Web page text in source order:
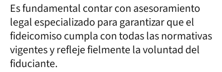
Es fundamental contar con asesoramiento
legal especializado para garantizar que el
fideicomiso cumpla con todas las normativas
vigentes y refleje fielmente la voluntad del
fiduciante.